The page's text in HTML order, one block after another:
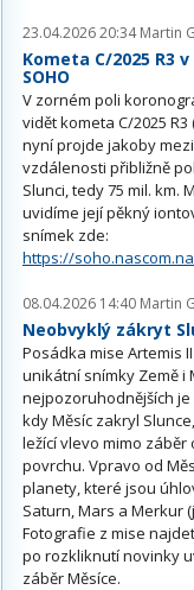
23.04.2026 20:34 Martin
Kometa C/2025 R3
SOHO
V zorném poli
vidět kometa C/2025 R3
nyní projde jakoby
vzdálenosti přibližně
Slunci, tedy 75 mil. km.
uvidíme její pěkný
snímek zde:
https://
08.04.2026 14:40 Martin
Neobvyklý zákryt
Posádka mise Artemis
unikátní snímky Země i
nejpozoruhodnějších
kdy Měsíc zakryl
ležící vlevo mimo záběr
povrchu. Vpravo od
planety, které jsou
Saturn, Mars a Merkur
Fotografie z mise
po rozkliknutí novinky
záběr Měsíce.